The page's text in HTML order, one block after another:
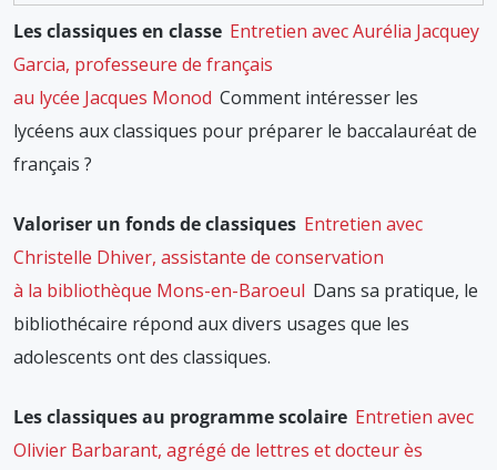
Les classiques en classe Entretien avec Aurélia Jacquey
Garcia, professeure de français
au lycée Jacques Monod Comment intéresser les
lycéens aux classiques pour préparer le baccalauréat de
français ?
Valoriser un fonds de classiques Entretien avec
Christelle Dhiver, assistante de conservation
à la bibliothèque Mons-en-Baroeul Dans sa pratique, le
bibliothécaire répond aux divers usages que les
adolescents ont des classiques.
Les classiques au programme scolaire Entretien avec
Olivier Barbarant, agrégé de lettres et docteur ès